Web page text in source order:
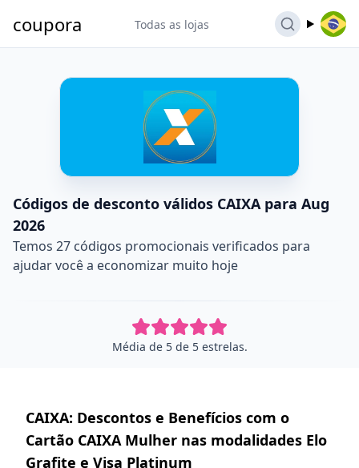
coupora Todas as lojas
Códigos de desconto válidos CAIXA para Aug
2026
Temos 27 códigos promocionais verificados para
ajudar você a economizar muito hoje
Média de 5 de 5 estrelas.
CAIXA: Descontos e Benefícios com o
Cartão CAIXA Mulher nas modalidades Elo
Grafite e Visa Platinum